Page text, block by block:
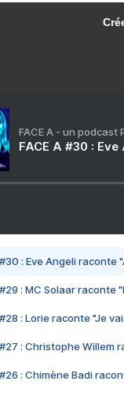
FACE A - un podcast
FACE A #30 :
#30 : Eve Angeli raconte
#29 : MC Solaar raconte
#28 : Lorie raconte "Je
#27 : Christophe Willem
#26 : Chimène Badi